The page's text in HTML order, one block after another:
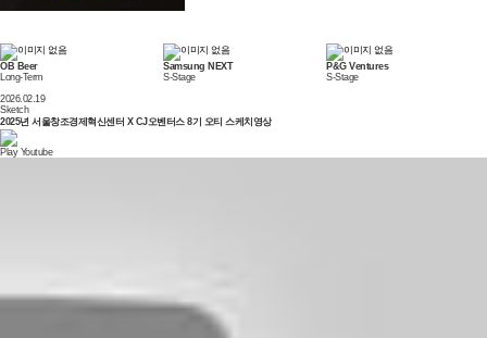
OB Beer
Long-Term
Samsung NEXT
S-Stage
P&G Ventures
S-Stage
2026.02.19
Sketch
2025년 서울창조경제혁신센터 X CJ오벤터스 8기 오티 스케치영상
Play Youtube